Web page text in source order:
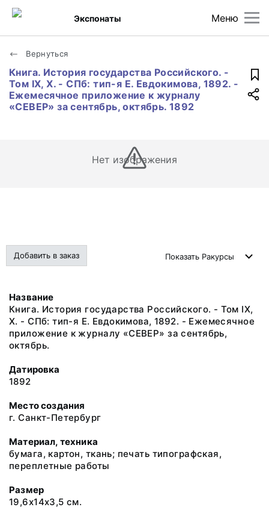
Меню
Экспонаты
Вернуться
Книга. История государства Российского. -
Том IX, X. - СПб: тип-я Е. Евдокимова, 1892. -
Ежемесячное приложение к журналу
«СЕВЕР» за сентябрь, октябрь. 1892
Нет изображения
Добавить в заказ Показать Ракурсы
Название
Книга. История государства Российского. - Том IX,
X. - СПб: тип-я Е. Евдокимова, 1892. - Ежемесячное
приложение к журналу «СЕВЕР» за сентябрь,
октябрь.
Датировка
1892
Место создания
г. Санкт-Петербург
Материал, техника
бумага, картон, ткань; печать типографская,
переплетные работы
Размер
19,6х14х3,5 см.